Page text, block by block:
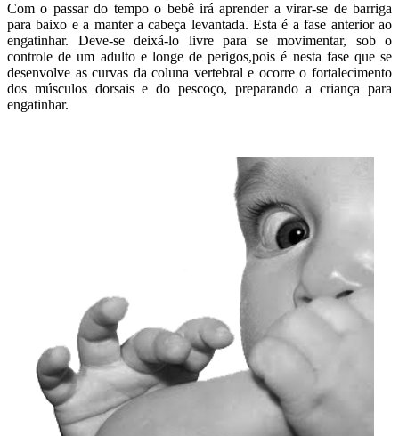
Com o passar do tempo o bebê irá aprender a virar-se de barriga
para baixo e a manter a cabeça levantada. Esta é a fase anterior ao
engatinhar. Deve-se deixá-lo livre para se movimentar, sob o
controle de um adulto e longe de perigos,pois é nesta fase que se
desenvolve as curvas da coluna vertebral e ocorre o fortalecimento
dos músculos dorsais e do pescoço, preparando a criança para
engatinhar.